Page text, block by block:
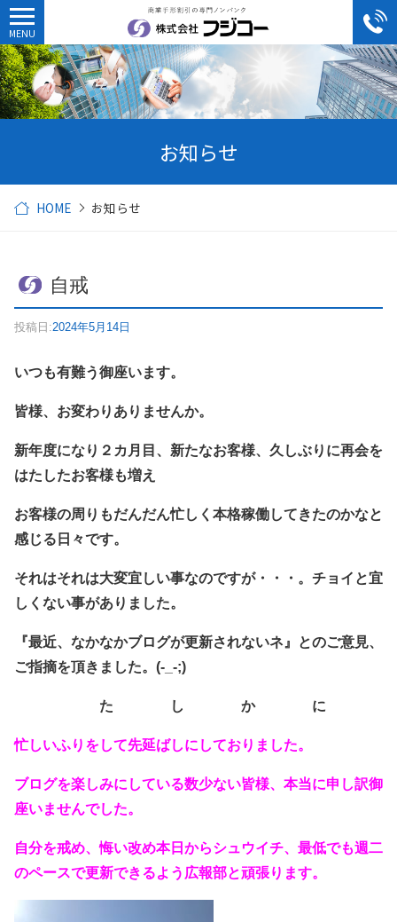
お知らせ
HOME お知らせ
自戒
投稿日:2024年5月14日
いつも有難う御座います。
皆様、お変わりありませんか。
新年度になり２カ月目、新たなお客様、久しぶりに再会を
はたしたお客様も増え
お客様の周りもだんだん忙しく本格稼働してきたのかなと
感じる日々です。
それはそれは大変宜しい事なのですが・・・。チョイと宜
しくない事がありました。
『最近、なかなかブログが更新されないネ』とのご意見、
ご指摘を頂きました。(-_-;)
た し か・・・・ に
忙しいふりをして先延ばしにしておりました。
ブログを楽しみにしている数少ない皆様、本当に申し訳御
座いませんでした。
自分を戒め、悔い改め本日からシュウイチ、最低でも週二
のペースで更新できるよう広報部と頑張ります。